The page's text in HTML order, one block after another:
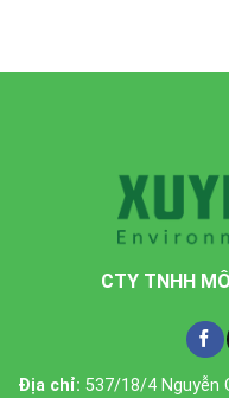
CTY TNHH
Địa chỉ: 537/18/4 Nguyễn